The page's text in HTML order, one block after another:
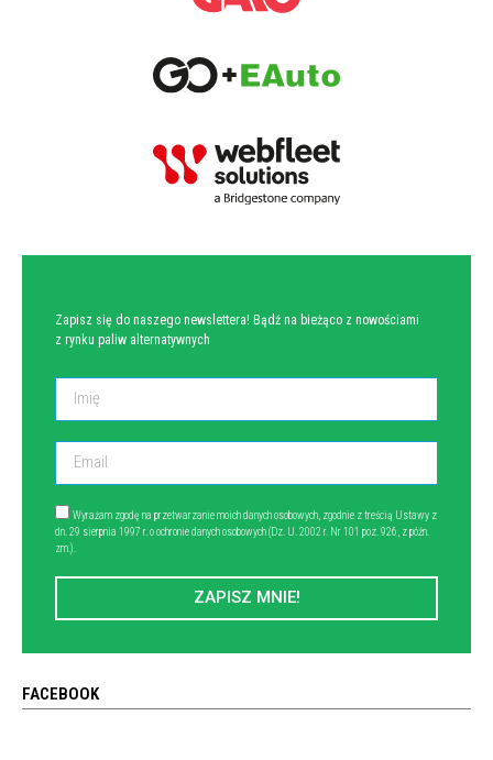
Zapisz się do naszego newslettera! Bądź na bieżąco z nowościami
z rynku paliw alternatywnych
Wyrażam zgodę na przetwarzanie moich danych osobowych, zgodnie z treścią Ustawy z
dn. 29 sierpnia 1997 r. o ochronie danych osobowych (Dz. U. 2002 r. Nr 101 poz. 926, z późn.
zm.).
ZAPISZ MNIE!
FACEBOOK